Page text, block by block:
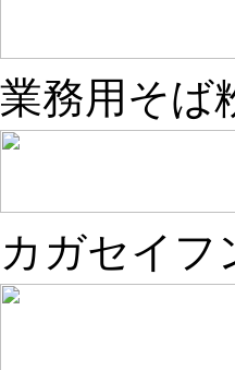
業務用そば
カガセイフ